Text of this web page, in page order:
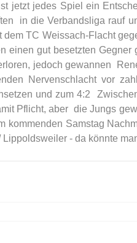
jetzt jedes Spiel ein
in die Verbandsliga rauf
dem TC Weissach-Flacht
einen gut besetzten
jedoch gewannen
Nervenschlacht vor
und zum 4:2
Pflicht, aber  die Jungs
kommenden Samstag
- da könnte